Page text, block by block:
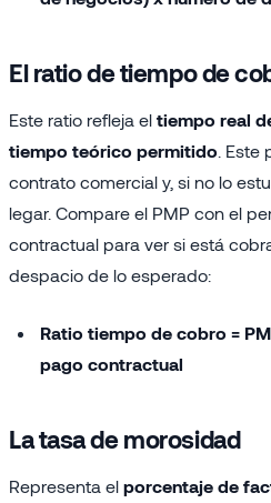
El ratio de tiempo de
Este ratio refleja el tiempo real
tiempo teórico permitido .
contrato comercial y, si no lo
legar. Compare el PMP con el
contractual para ver si está
despacio de lo esperado:
Ratio tiempo de cobro =
pago contractual
La tasa de morosidad
Representa el porcentaje de